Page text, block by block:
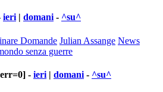
ieri | domani - ^su^
Domande Julian Assange News
senza guerre
- ieri | domani - ^su^